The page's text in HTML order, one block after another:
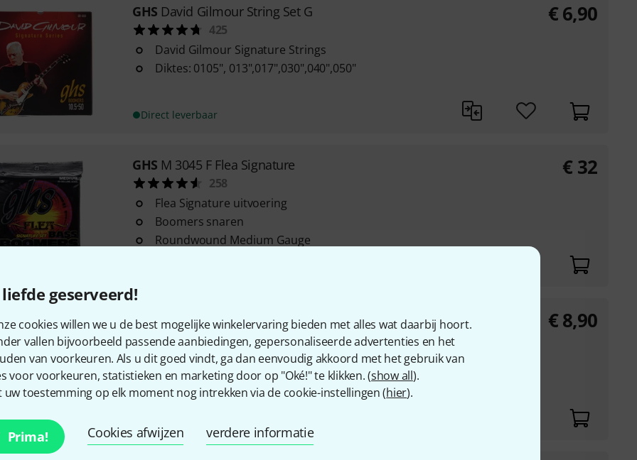
geserveerd!
cookies willen we u de best mogelijke winkelervaring bieden met alles wat daarbij hoort.
vallen bijvoorbeeld passende aanbiedingen, gepersonaliseerde advertenties en het
van voorkeuren. Als u dit goed vindt, ga dan eenvoudig akkoord met het gebruik van
voor voorkeuren, statistieken en marketing door op "Oké!" te klikken. (show all).
uw toestemming op elk moment nog intrekken via de cookie-instellingen (hier).
Prima! Cookies afwijzen verdere informatie
GHS David Gilmour String Set G
425
David Gilmour Signature Strings
Diktes: 0105", 013",017",030",040",050"
Direct leverbaar
€6,90
GHS M 3045 F Flea Signature
258
Flea Signature uitvoering
Boomers snaren
Roundwound Medium Gauge
€ 32
GHS Electric Lap Steel LAP-C6
12
015-036 Set voor C6 tuning
Diktes: .015, .017, .022, .026, DY30, DY36
Vernikkeld staal
€8,90